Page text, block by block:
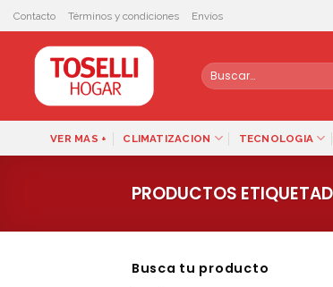
Skip
to
content
Contacto Términos y condiciones Envíos
Buscar
por:
VER MAS + CLIMATIZACION TECNOLOGIA
PRODUCTOS
Busca tu producto